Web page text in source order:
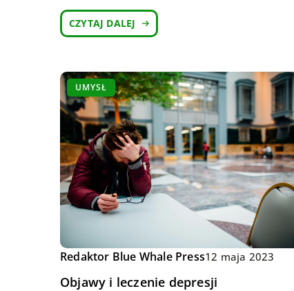
CZYTAJ DALEJ
UMYSŁ
Redaktor Blue Whale Press12 maja 2023
Objawy i leczenie depresji